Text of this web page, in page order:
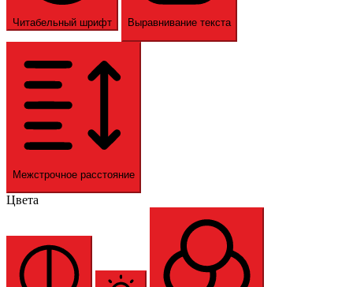
Читабельный шрифт Выравнивание текста
Межстрочное расстояние
Цвета